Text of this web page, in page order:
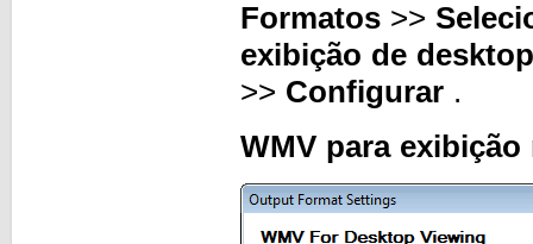
Formatos >>
exibição de
>> Configurar .
WMV para